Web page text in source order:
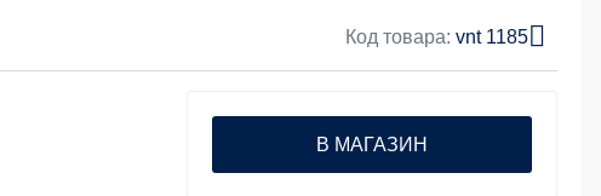
Код товара: vnt 1185
В МАГАЗИН